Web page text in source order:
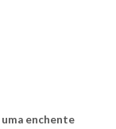
enchente